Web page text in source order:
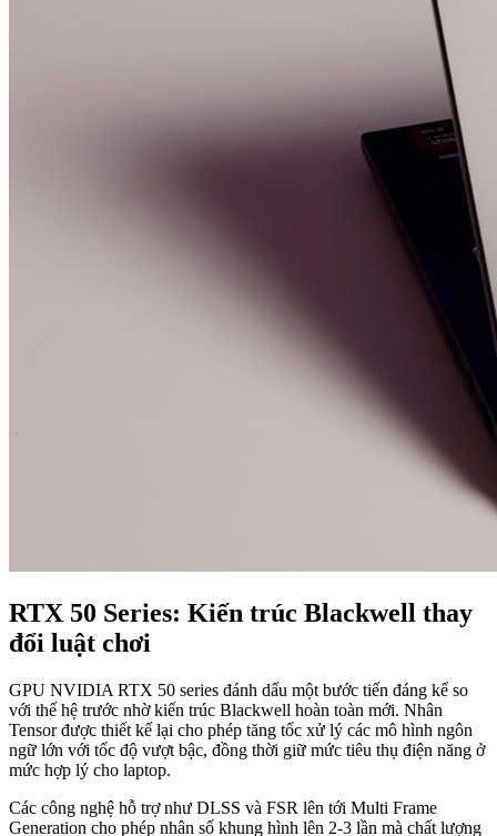
RTX 50 Series: Kiến trúc Blackwell thay
đổi luật chơi
GPU NVIDIA RTX 50 series đánh dấu một bước tiến đáng kể so
với thế hệ trước nhờ kiến trúc Blackwell hoàn toàn mới. Nhân
Tensor được thiết kế lại cho phép tăng tốc xử lý các mô hình ngôn
ngữ lớn với tốc độ vượt bậc, đồng thời giữ mức tiêu thụ điện năng ở
mức hợp lý cho laptop.
Các công nghệ hỗ trợ như DLSS và FSR lên tới Multi Frame
Generation cho phép nhân số khung hình lên 2-3 lần mà chất lượng